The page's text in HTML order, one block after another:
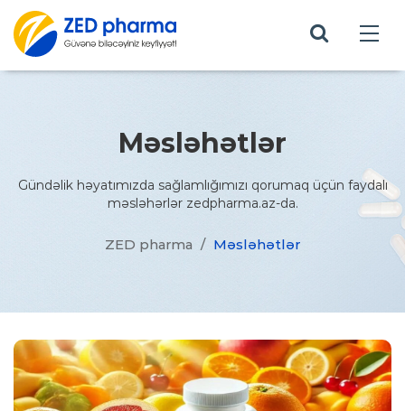
Məsləhətlər
Gündəlik həyatımızda sağlamlığımızı qorumaq üçün faydalı
məsləhərlər zedpharma.az-da.
ZED pharma / Məsləhətlər